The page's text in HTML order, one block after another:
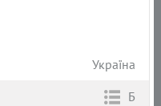
Україна
Б